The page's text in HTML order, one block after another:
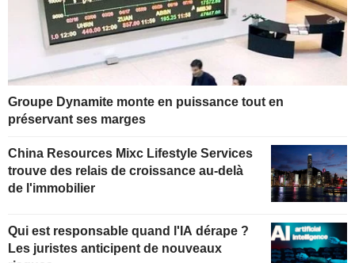
Groupe Dynamite monte en puissance tout en
préservant ses marges
China Resources Mixc Lifestyle Services
trouve des relais de croissance au-delà
de l'immobilier
Qui est responsable quand l'IA dérape ?
Les juristes anticipent de nouveaux